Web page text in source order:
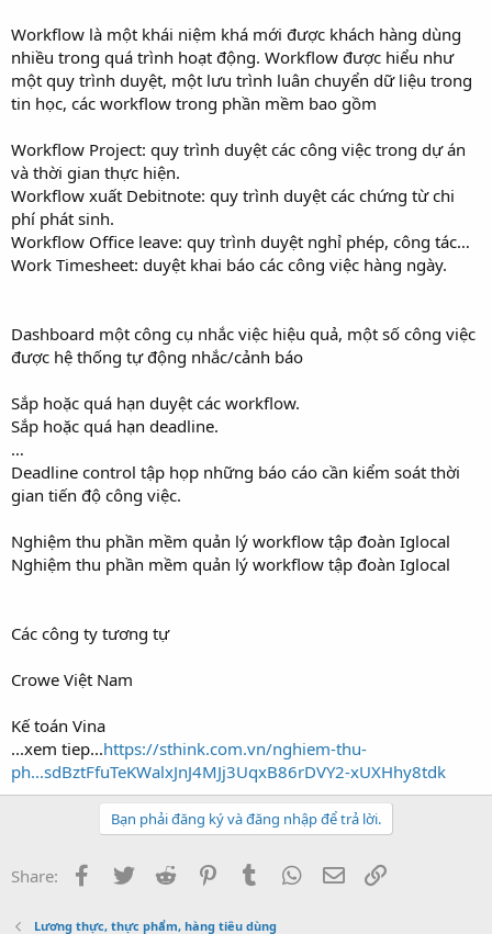
Workflow là một khái niệm khá mới được khách hàng dùng
nhiều trong quá trình hoạt động. Workflow được hiểu như
một quy trình duyệt, một lưu trình luân chuyển dữ liệu trong
tin học, các workflow trong phần mềm bao gồm
Workflow Project: quy trình duyệt các công việc trong dự án
và thời gian thực hiện.
Workflow xuất Debitnote: quy trình duyệt các chứng từ chi
phí phát sinh.
Workflow Office leave: quy trình duyệt nghỉ phép, công tác…
Work Timesheet: duyệt khai báo các công việc hàng ngày.
Dashboard một công cụ nhắc việc hiệu quả, một số công việc
được hệ thống tự động nhắc/cảnh báo
Sắp hoặc quá hạn duyệt các workflow.
Sắp hoặc quá hạn deadline.
…
Deadline control tập họp những báo cáo cần kiểm soát thời
gian tiến độ công việc.
Nghiệm thu phần mềm quản lý workflow tập đoàn Iglocal
Nghiệm thu phần mềm quản lý workflow tập đoàn Iglocal
Các công ty tương tự
Crowe Việt Nam
Kế toán Vina
...xem tiep...https://sthink.com.vn/nghiem-thu-
ph...sdBztFfuTeKWalxJnJ4MJj3UqxB86rDVY2-xUXHhy8tdk
Bạn phải đăng ký và đăng nhập để trả lời.
Share: Facebook
Twitter Reddit PinterestTumblr WhatsApp
Email
Lương thực, thực phẩm, hàng tiêu dùng